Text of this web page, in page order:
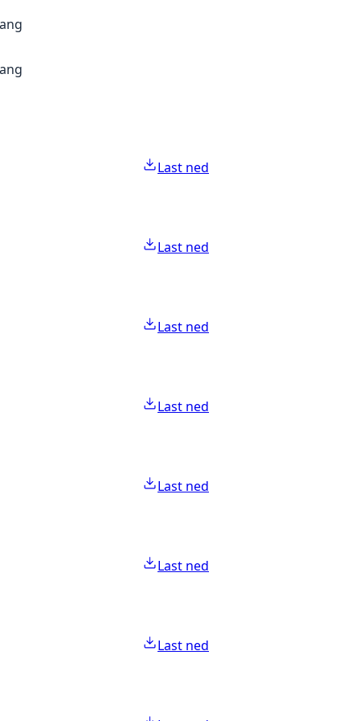
Last ned
Last ned
Last ned
Last ned
Last ned
Last ned
Last ned